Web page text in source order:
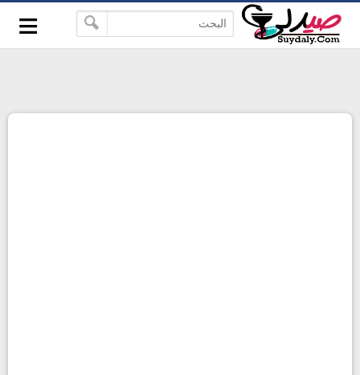
-->
google-site-verification=pbBDctPvwZJkSEHg2-
vmZ_yu86_9u3jQJgGN9H2FF9w
≡